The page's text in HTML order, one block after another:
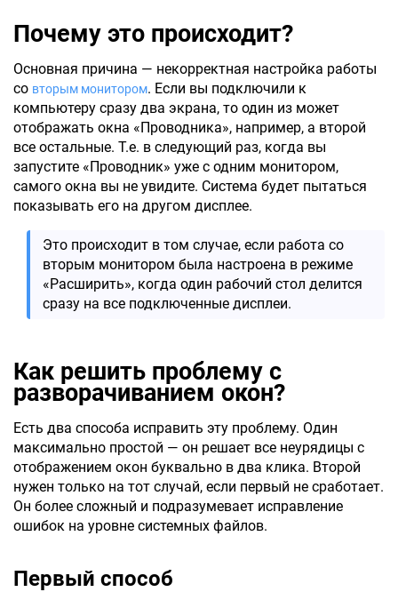
Почему это происходит?
Основная причина — некорректная настройка работы
со вторым монитором. Если вы подключили к
компьютеру сразу два экрана, то один из может
отображать окна «Проводника», например, а второй
все остальные. Т.е. в следующий раз, когда вы
запустите «Проводник» уже с одним монитором,
самого окна вы не увидите. Система будет пытаться
показывать его на другом дисплее.
Это происходит в том случае, если работа со
вторым монитором была настроена в режиме
«Расширить», когда один рабочий стол делится
сразу на все подключенные дисплеи.
Как решить проблему с
разворачиванием окон?
Есть два способа исправить эту проблему. Один
максимально простой — он решает все неурядицы с
отображением окон буквально в два клика. Второй
нужен только на тот случай, если первый не сработает.
Он более сложный и подразумевает исправление
ошибок на уровне системных файлов.
Первый способ